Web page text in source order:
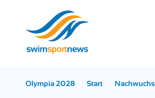
Olympia 2028 Start Nachwuchs